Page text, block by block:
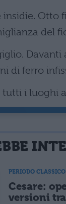
insidie. Otto
del
di ferro
i luoghi
PERIODO CLASSICO
Cesare:
versioni